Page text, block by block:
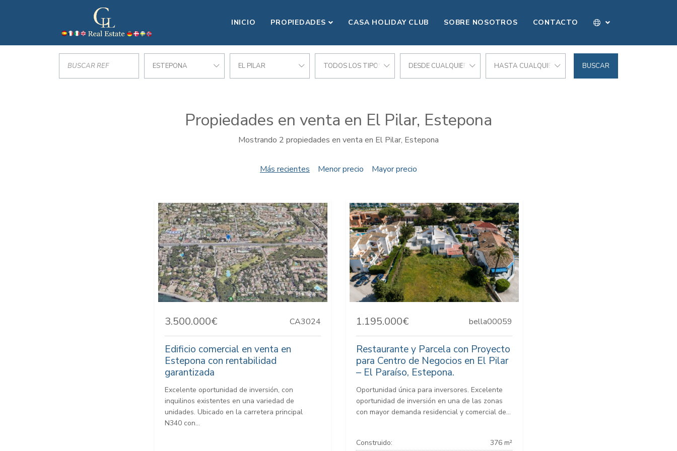
INICIO PROPIEDADES CASA HOLIDAY CLUB SOBRE NOSOTROS CONTACTO
ESTEPONA EL PILAR TODOS LOS TIPOS DESDE CUALQUIER PRECIO HASTA CUALQUIER PRECIO BUSCAR
Propiedades en venta en El Pilar, Estepona
Mostrando 2 propiedades en venta en El Pilar, Estepona
Más recientes Menor precio Mayor precio
3.500.000€ CA3024
Edificio comercial en venta en
Estepona con rentabilidad
garantizada
Excelente oportunidad de inversión, con
inquilinos existentes en una variedad de
unidades. Ubicado en la carretera principal
N340 con...
1.195.000€ bella00059
Restaurante y Parcela con Proyecto
para Centro de Negocios en El Pilar
– El Paraíso, Estepona.
Oportunidad única para inversores. Excelente
oportunidad de inversión en una de las zonas
con mayor demanda residencial y comercial de...
Construido: 376 m²